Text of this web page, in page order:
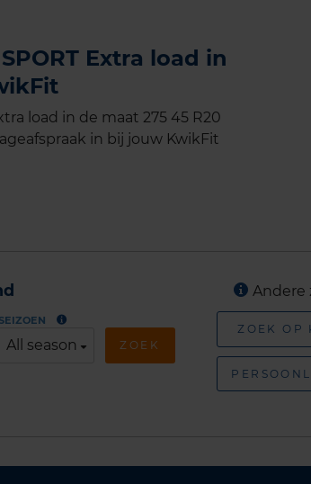
Extra load in
load in de maat 275 45 R20
in bij jouw KwikFit
All season ZOEK
Andere
ZOEK OP